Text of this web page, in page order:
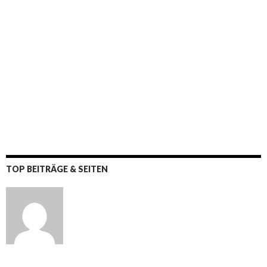
TOP BEITRÄGE & SEITEN